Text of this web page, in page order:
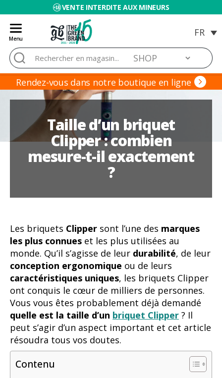
VENTE INTERDITE AUX MINEURS
Menu
Blog
de
Grow
Barato
Rechercher :
Rendez-vous dans notre boutique en ligne
Taille d’un briquet
Clipper : combien
mesure-t-il exactement
?
Les briquets Clipper sont l’une des marques
les plus connues et les plus utilisées au
monde. Qu’il s’agisse de leur durabilité, de leur
conception ergonomique ou de leurs
caractéristiques uniques, les briquets Clipper
ont conquis le cœur de milliers de personnes.
Vous vous êtes probablement déjà demandé
quelle est la taille d’un briquet Clipper ? Il
peut s’agir d’un aspect important et cet article
résoudra tous vos doutes.
Contenu